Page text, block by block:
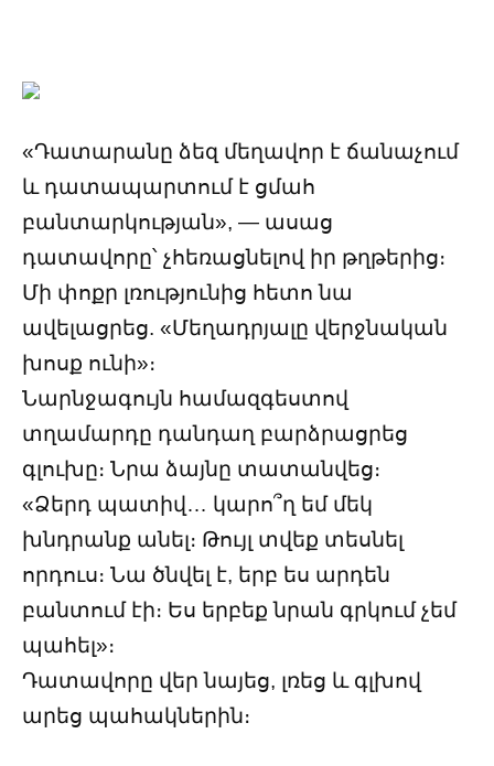
«Դատարանը ձեզ մեղավոր է ճանաչում
և դատապարտում է ցմահ
բանտարկության», — ասաց
դատավորը՝ չհեռացնելով իր թղթերից։
Մի փոքր լռությունից հետո նա
ավելացրեց. «Մեղադրյալը վերջնական
խոսք ունի»։
Նարնջագույն համազգեստով
տղամարդը դանդաղ բարձրացրեց
գլուխը։ Նրա ձայնը տատանվեց։
«Ձերդ պատիվ… կարո՞ղ եմ մեկ
խնդրանք անել։ Թույլ տվեք տեսնել
որդուս։ Նա ծնվել է, երբ ես արդեն
բանտում էի։ Ես երբեք նրան գրկում չեմ
պահել»։
Դատավորը վեր նայեց, լռեց և գլխով
արեց պահակներին։